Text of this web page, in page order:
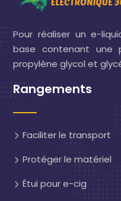
Pour réaliser un e-
base contenant une
propylène glycol et
Rangements
Faciliter le transport
Protéger le matériel
Étui pour e-cig